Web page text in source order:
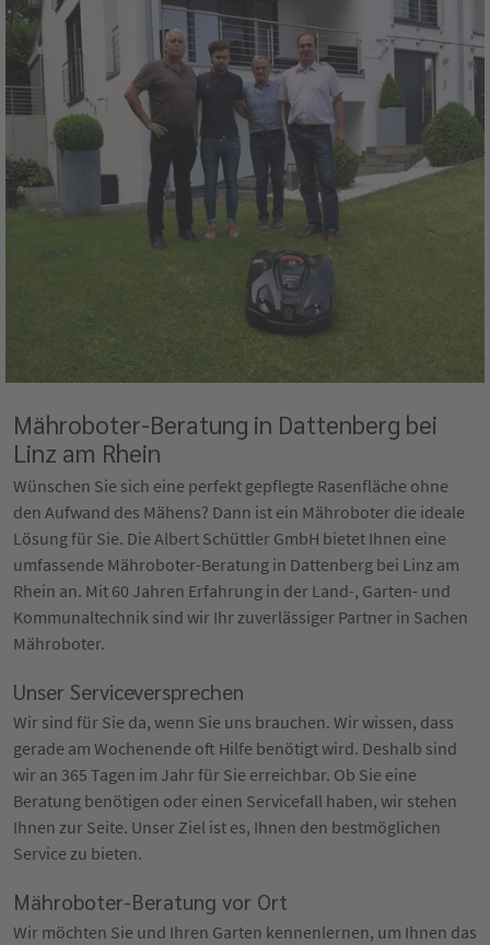
Mähroboter-Beratung in Dattenberg bei
Linz am Rhein
Wünschen Sie sich eine perfekt gepflegte Rasenfläche ohne
den Aufwand des Mähens? Dann ist ein Mähroboter die ideale
Lösung für Sie. Die Albert Schüttler GmbH bietet Ihnen eine
umfassende Mähroboter-Beratung in Dattenberg bei Linz am
Rhein an. Mit 60 Jahren Erfahrung in der Land-, Garten- und
Kommunaltechnik sind wir Ihr zuverlässiger Partner in Sachen
Mähroboter.
Unser Serviceversprechen
Wir sind für Sie da, wenn Sie uns brauchen. Wir wissen, dass
gerade am Wochenende oft Hilfe benötigt wird. Deshalb sind
wir an 365 Tagen im Jahr für Sie erreichbar. Ob Sie eine
Beratung benötigen oder einen Servicefall haben, wir stehen
Ihnen zur Seite. Unser Ziel ist es, Ihnen den bestmöglichen
Service zu bieten.
Mähroboter-Beratung vor Ort
Wir möchten Sie und Ihren Garten kennenlernen, um Ihnen das